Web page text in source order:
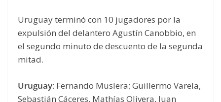
Uruguay terminó con 10 jugadores por la
expulsión del delantero Agustín Canobbio, en
el segundo minuto de descuento de la segunda
mitad.
Uruguay: Fernando Muslera; Guillermo Varela,
Sebastián Cáceres, Mathías Olivera, Juan